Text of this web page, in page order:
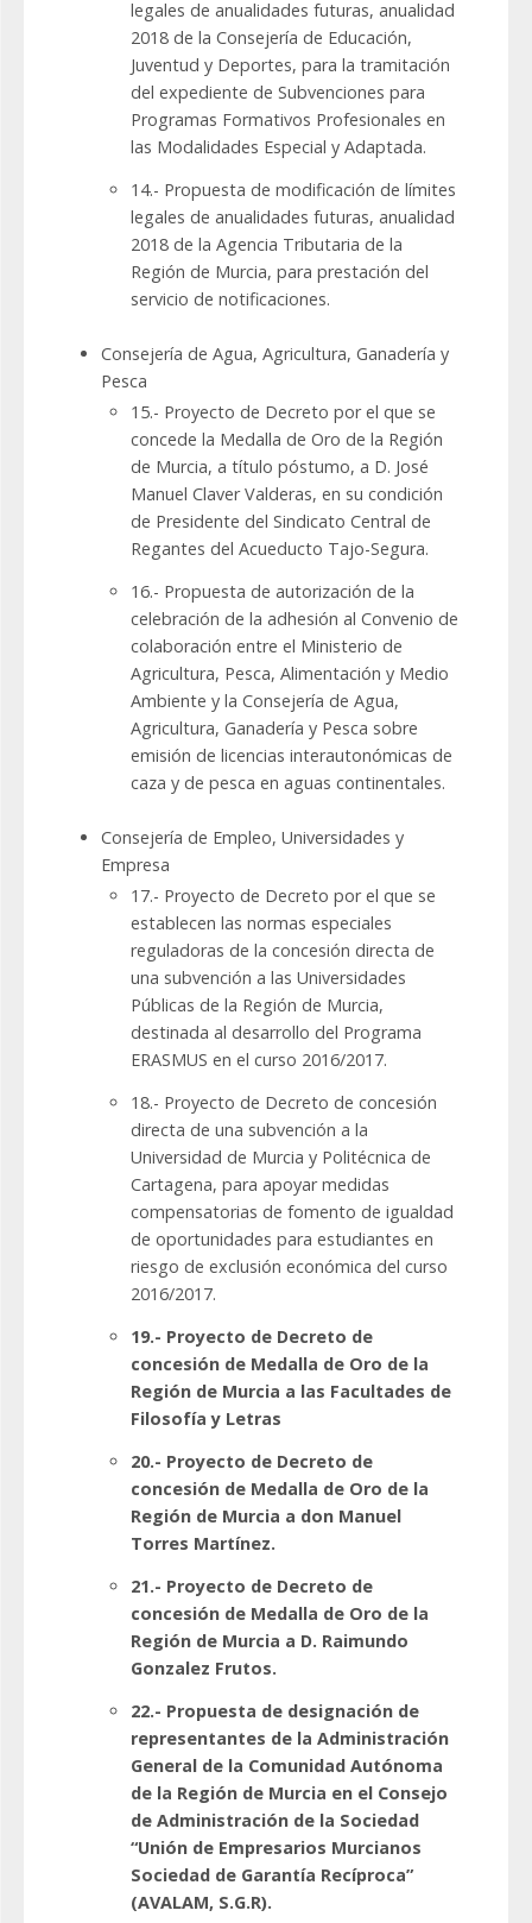
legales de anualidades futuras, anualidad
2018 de la Consejería de Educación,
Juventud y Deportes, para la tramitación
del expediente de Subvenciones para
Programas Formativos Profesionales en
las Modalidades Especial y Adaptada.
14.- Propuesta de modificación de límites
legales de anualidades futuras, anualidad
2018 de la Agencia Tributaria de la
Región de Murcia, para prestación del
servicio de notificaciones.
Consejería de Agua, Agricultura, Ganadería y
Pesca
15.- Proyecto de Decreto por el que se
concede la Medalla de Oro de la Región
de Murcia, a título póstumo, a D. José
Manuel Claver Valderas, en su condición
de Presidente del Sindicato Central de
Regantes del Acueducto Tajo-Segura.
16.- Propuesta de autorización de la
celebración de la adhesión al Convenio de
colaboración entre el Ministerio de
Agricultura, Pesca, Alimentación y Medio
Ambiente y la Consejería de Agua,
Agricultura, Ganadería y Pesca sobre
emisión de licencias interautonómicas de
caza y de pesca en aguas continentales.
Consejería de Empleo, Universidades y
Empresa
17.- Proyecto de Decreto por el que se
establecen las normas especiales
reguladoras de la concesión directa de
una subvención a las Universidades
Públicas de la Región de Murcia,
destinada al desarrollo del Programa
ERASMUS en el curso 2016/2017.
18.- Proyecto de Decreto de concesión
directa de una subvención a la
Universidad de Murcia y Politécnica de
Cartagena, para apoyar medidas
compensatorias de fomento de igualdad
de oportunidades para estudiantes en
riesgo de exclusión económica del curso
2016/2017.
19.- Proyecto de Decreto de
concesión de Medalla de Oro de la
Región de Murcia a las Facultades de
Filosofía y Letras
20.- Proyecto de Decreto de
concesión de Medalla de Oro de la
Región de Murcia a don Manuel
Torres Martínez.
21.- Proyecto de Decreto de
concesión de Medalla de Oro de la
Región de Murcia a D. Raimundo
Gonzalez Frutos.
22.- Propuesta de designación de
representantes de la Administración
General de la Comunidad Autónoma
de la Región de Murcia en el Consejo
de Administración de la Sociedad
“Unión de Empresarios Murcianos
Sociedad de Garantía Recíproca”
(AVALAM, S.G.R).